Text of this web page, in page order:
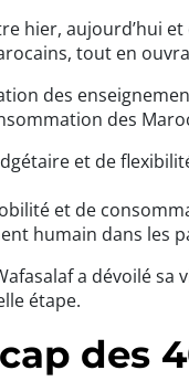
hier, aujourd’hui
tout en
des
des
et de
et de
humain dans les
a dévoilé
étape.
des